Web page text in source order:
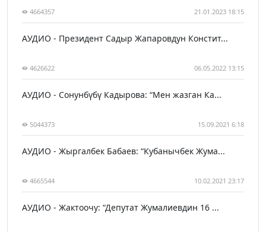
4664357 21.01.2023 18:15
АУДИО - Президент Садыр Жапаровдун Констит...
4626622 06.05.2022 13:15
АУДИО - Сонунбүбү Кадырова: “Мен жазган Ка...
5044373 15.09.2021 6:18
АУДИО - Жыргалбек Бабаев: “Кубанычбек Жума...
4665544 10.02.2021 23:17
АУДИО - Жактоочу: “Депутат Жумалиевдин 16 ...